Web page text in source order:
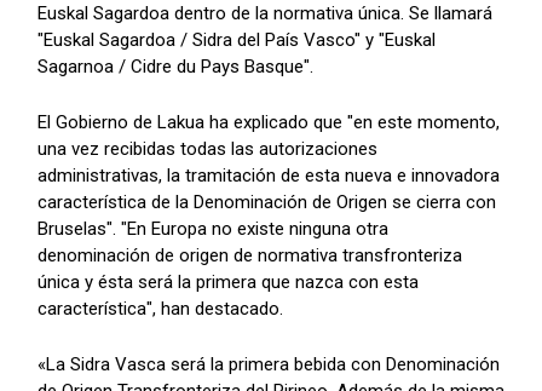
Euskal Sagardoa dentro de la normativa única. Se llamará
"Euskal Sagardoa / Sidra del País Vasco" y "Euskal
Sagarnoa / Cidre du Pays Basque".
El Gobierno de Lakua ha explicado que "en este momento,
una vez recibidas todas las autorizaciones
administrativas, la tramitación de esta nueva e innovadora
característica de la Denominación de Origen se cierra con
Bruselas". "En Europa no existe ninguna otra
denominación de origen de normativa transfronteriza
única y ésta será la primera que nazca con esta
característica", han destacado.
«La Sidra Vasca será la primera bebida con Denominación